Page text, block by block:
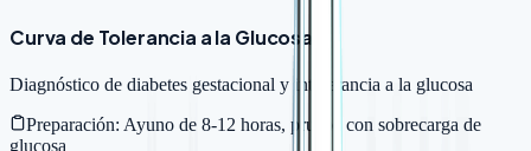
Curva de Tolerancia a la Glucosa
Diagnóstico de diabetes gestacional y intolerancia a la glucosa
Preparación: Ayuno de 8-12 horas, prueba con sobrecarga de
glucosa